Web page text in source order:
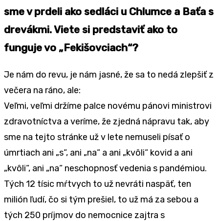
sme v prdeli ako sedláci u Chlumce a Baťa s
drevákmi. Viete si predstaviť ako to
funguje vo „Fekišovciach“?
Je nám do revu, je nám jasné, že sa to nedá zlepšiť z
večera na ráno, ale:
Veľmi, veľmi držíme palce novému pánovi ministrovi
zdravotníctva a veríme, že zjedná nápravu tak, aby
sme na tejto stránke už v lete nemuseli písať o
úmrtiach ani „s“, ani „na“ a ani „kvôli“ kovid a ani
„kvôli“, ani „na“ neschopnosť vedenia s pandémiou.
Tých 12 tísic mŕtvych to už nevráti naspäť, ten
milión ľudí, čo si tým prešiel, to už má za sebou a
tých 250 príjmov do nemocnice zajtra s